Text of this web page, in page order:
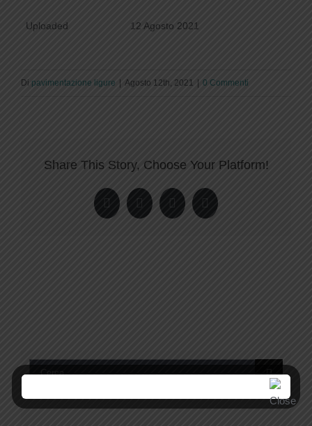
Uploaded 12 Agosto 2021
Di pavimentazione ligure Agosto 12th, 2021 0 Commenti
Share This Story, Choose Your Platform!
FacebookTwitterLinkedInPinterest